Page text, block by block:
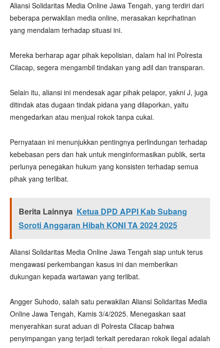
Aliansi Solidaritas Media Online Jawa Tengah, yang terdiri dari
beberapa perwakilan media online, merasakan keprihatinan
yang mendalam terhadap situasi ini.
Mereka berharap agar pihak kepolisian, dalam hal ini Polresta
Cilacap, segera mengambil tindakan yang adil dan transparan.
Selain itu, aliansi ini mendesak agar pihak pelapor, yakni J, juga
ditindak atas dugaan tindak pidana yang dilaporkan, yaitu
mengedarkan atau menjual rokok tanpa cukai.
Pernyataan ini menunjukkan pentingnya perlindungan terhadap
kebebasan pers dan hak untuk menginformasikan publik, serta
perlunya penegakan hukum yang konsisten terhadap semua
pihak yang terlibat.
Berita Lainnya Ketua DPD APPI Kab Subang
Soroti Anggaran Hibah KONI TA 2024 2025
Aliansi Solidaritas Media Online Jawa Tengah siap untuk terus
mengawasi perkembangan kasus ini dan memberikan
dukungan kepada wartawan yang terlibat.
Angger Suhodo, salah satu perwakilan Aliansi Solidaritas Media
Online Jawa Tengah, Kamis 3/4/2025. Menegaskan saat
menyerahkan surat aduan di Polresta Cilacap bahwa
penyimpangan yang terjadi terkait peredaran rokok ilegal adalah